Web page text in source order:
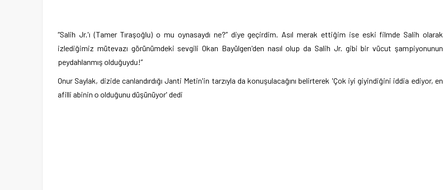
“Salih Jr.'ı (Tamer Tıraşoğlu) o mu oynasaydı ne?” diye geçirdim. Asıl merak ettiğim ise eski filmde Salih olarak
izlediğimiz mütevazı görünümdeki sevgili Okan Bayülgen'den nasıl olup da Salih Jr. gibi bir vücut şampiyonunun
peydahlanmış olduğuydu!”
Onur Saylak, dizide canlandırdığı Janti Metin'in tarzıyla da konuşulacağını belirterek 'Çok iyi giyindiğini iddia ediyor, en
afilli abinin o olduğunu düşünüyor' dedi